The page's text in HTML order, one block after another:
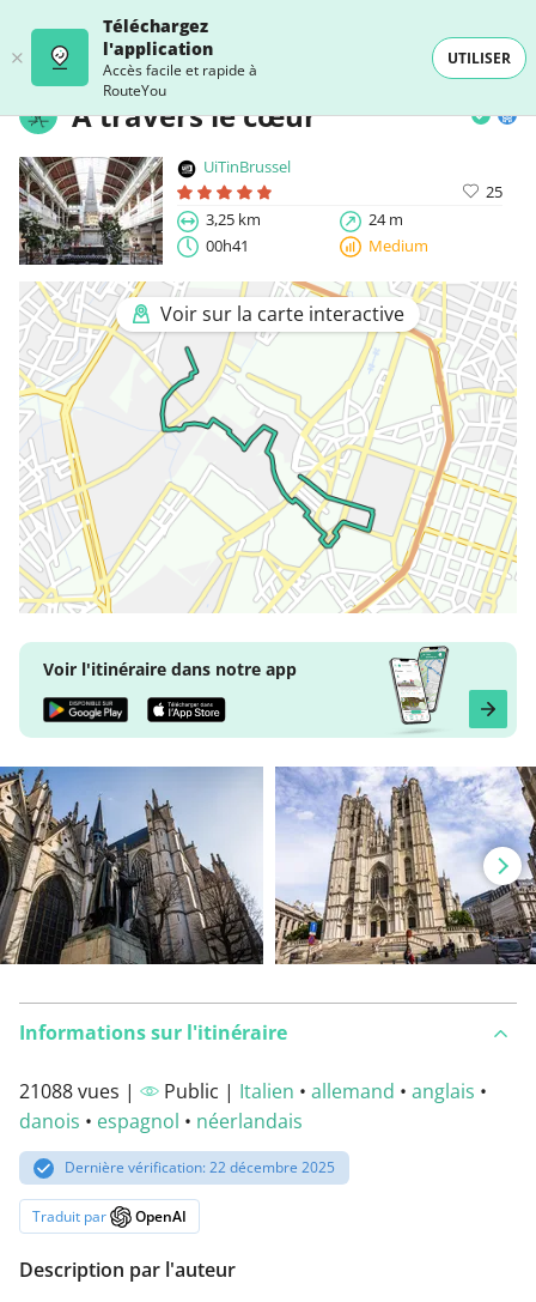
Téléchargez
l'application
Accès facile et rapide à
RouteYou
UTILISER
À travers le cœur
UiTinBrussel
25
3,25 km
24 m
00h41
Medium
Voir sur la carte interactive
Voir l'itinéraire dans notre app
Informations sur l'itinéraire
21088 vues | Public | Italien • allemand • anglais •
danois • espagnol • néerlandais
Dernière vérification: 22 décembre 2025
Traduit par OpenAI
Description par l'auteur